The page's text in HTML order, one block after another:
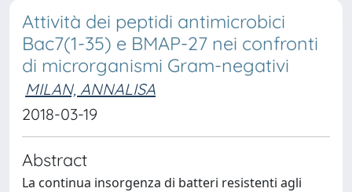
Attività dei peptidi antimicrobici
Bac7(1-35) e BMAP-27 nei confronti
di microrganismi Gram-negativi
MILAN, ANNALISA
2018-03-19
Abstract
La continua insorgenza di batteri resistenti agli